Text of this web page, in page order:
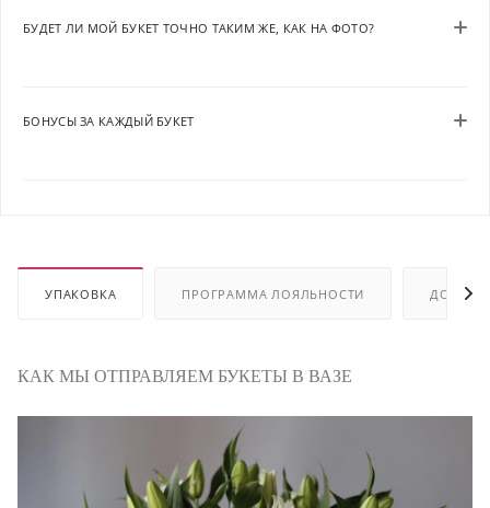
БУДЕТ ЛИ МОЙ БУКЕТ ТОЧНО ТАКИМ ЖЕ, КАК НА ФОТО?
БОНУСЫ ЗА КАЖДЫЙ БУКЕТ
УПАКОВКА ПРОГРАММА ЛОЯЛЬНОСТИ
КАК МЫ ОТПРАВЛЯЕМ БУКЕТЫ В ВАЗЕ